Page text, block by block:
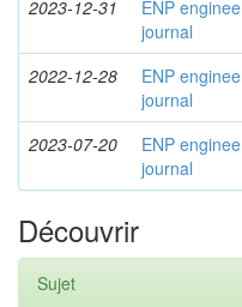
2023-12-31
ENP
journal
2022-12-28
ENP
journal
2023-07-20
ENP
journal
Découvrir
Sujet